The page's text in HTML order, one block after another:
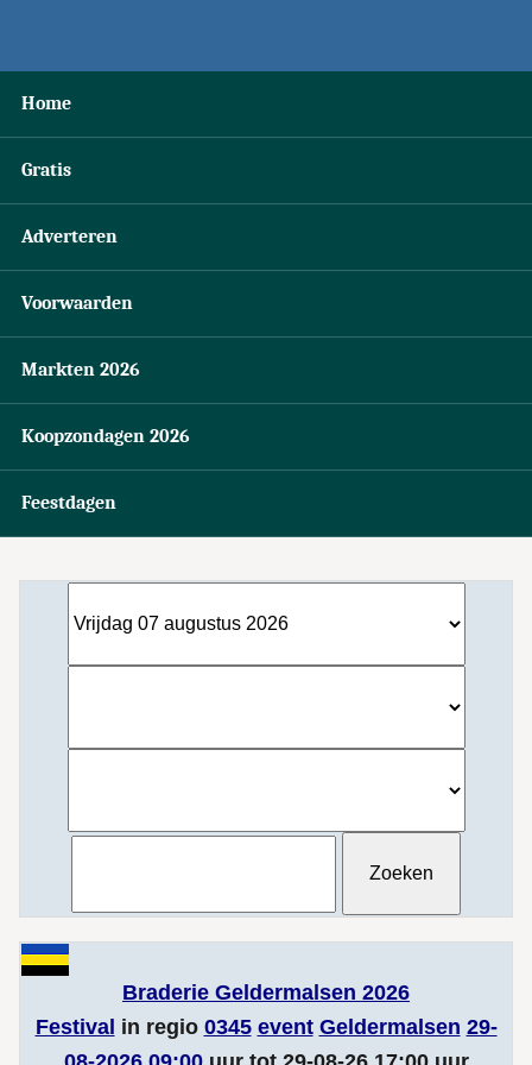
Home
Gratis
Adverteren
Voorwaarden
Markten 2026
Koopzondagen 2026
Feestdagen
Braderie Geldermalsen 2026
Festival in regio 0345 event Geldermalsen 29-